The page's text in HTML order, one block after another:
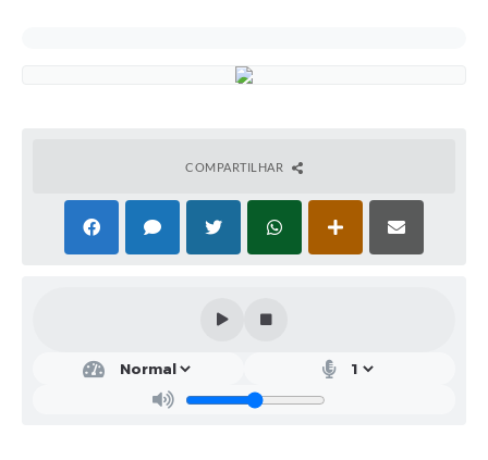
PSS Unificado 2025
INOVA_SÃO MATEUS DO SUL
COMPARTILHAR